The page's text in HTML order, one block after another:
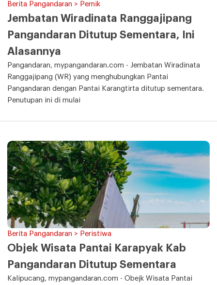
Berita Pangandaran > Pernik
Jembatan Wiradinata Ranggajipang
Pangandaran Ditutup Sementara, Ini
Alasannya
Pangandaran, mypangandaran.com - Jembatan Wiradinata
Ranggajipang (WR) yang menghubungkan Pantai
Pangandaran dengan Pantai Karangtirta ditutup sementara.
Penutupan ini di mulai
Berita Pangandaran > Peristiwa
Objek Wisata Pantai Karapyak Kab
Pangandaran Ditutup Sementara
Kalipucang, mypangandaran.com - Obejk Wisata Pantai